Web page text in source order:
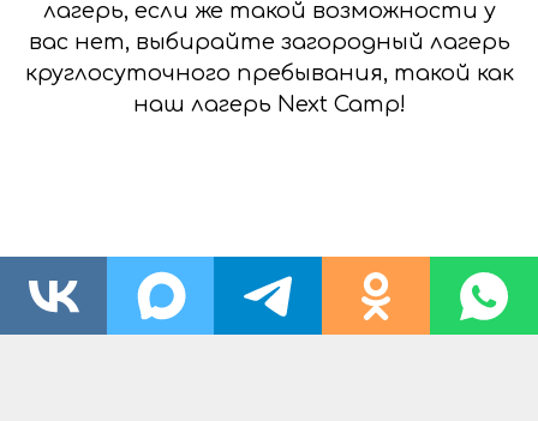
лагерь, если же такой возможности у
вас нет, выбирайте загородный лагерь
круглосуточного пребывания, такой как
наш лагерь Next Camp!